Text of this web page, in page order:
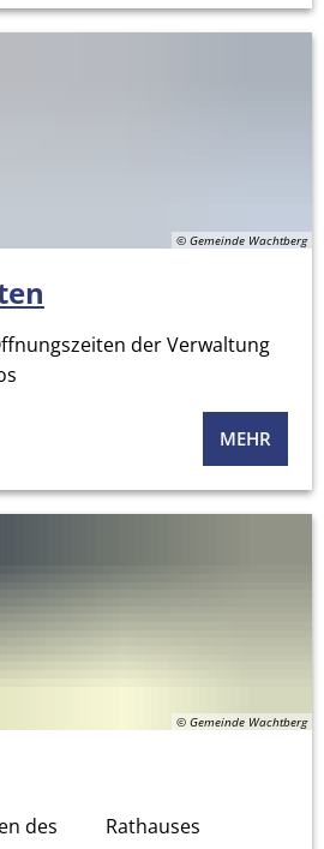
© Gemeinde Wachtberg
der Verwaltung
MEHR
© Gemeinde Wachtberg
des Rathauses